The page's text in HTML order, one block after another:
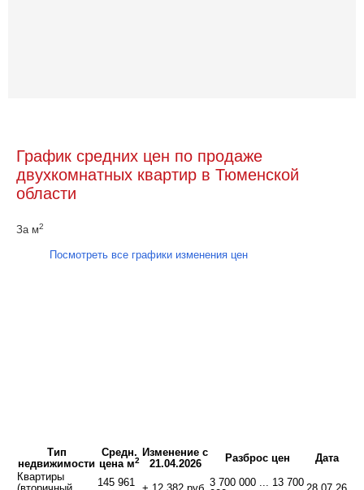
График средних цен по продаже
двухкомнатных квартир в Тюменской
области
За м2
Посмотреть все графики изменения цен
Тип
недвижимости
Средн.
цена м2
Изменение с
21.04.2026
Разброс цен
Дата
Квартиры
145 961
3 700 000 ... 13 700